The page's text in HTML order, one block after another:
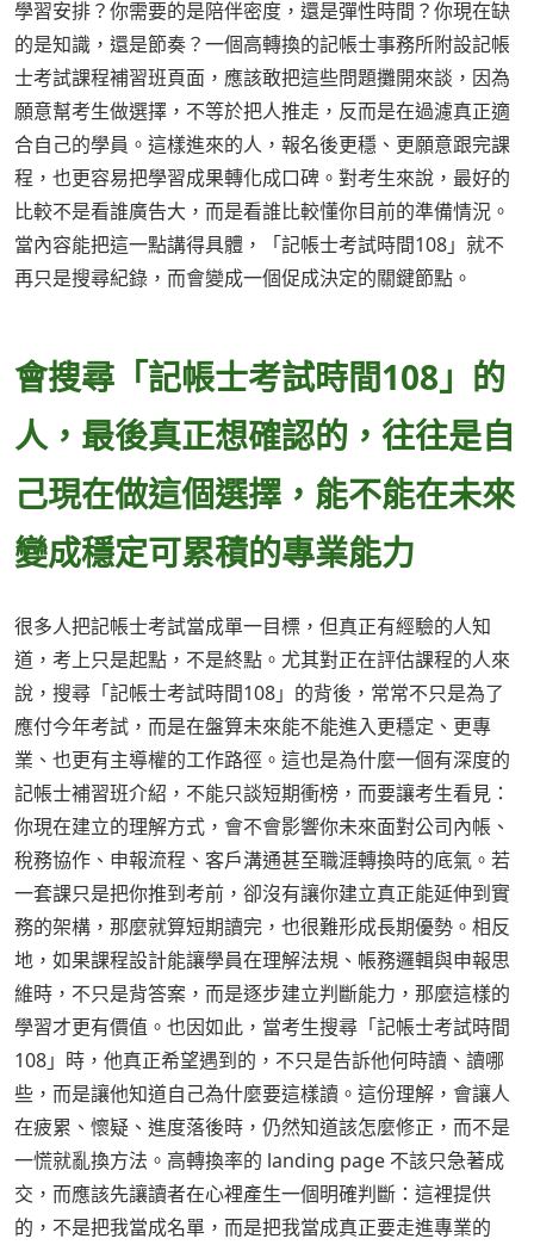
學習安排？你需要的是陪伴密度，還是彈性時間？你現在缺
的是知識，還是節奏？一個高轉換的記帳士事務所附設記帳
士考試課程補習班頁面，應該敢把這些問題攤開來談，因為
願意幫考生做選擇，不等於把人推走，反而是在過濾真正適
合自己的學員。這樣進來的人，報名後更穩、更願意跟完課
程，也更容易把學習成果轉化成口碑。對考生來說，最好的
比較不是看誰廣告大，而是看誰比較懂你目前的準備情況。
當內容能把這一點講得具體，「記帳士考試時間108」就不
再只是搜尋紀錄，而會變成一個促成決定的關鍵節點。
會搜尋「記帳士考試時間108」的
人，最後真正想確認的，往往是自
己現在做這個選擇，能不能在未來
變成穩定可累積的專業能力
很多人把記帳士考試當成單一目標，但真正有經驗的人知
道，考上只是起點，不是終點。尤其對正在評估課程的人來
說，搜尋「記帳士考試時間108」的背後，常常不只是為了
應付今年考試，而是在盤算未來能不能進入更穩定、更專
業、也更有主導權的工作路徑。這也是為什麼一個有深度的
記帳士補習班介紹，不能只談短期衝榜，而要讓考生看見：
你現在建立的理解方式，會不會影響你未來面對公司內帳、
稅務協作、申報流程、客戶溝通甚至職涯轉換時的底氣。若
一套課只是把你推到考前，卻沒有讓你建立真正能延伸到實
務的架構，那麼就算短期讀完，也很難形成長期優勢。相反
地，如果課程設計能讓學員在理解法規、帳務邏輯與申報思
維時，不只是背答案，而是逐步建立判斷能力，那麼這樣的
學習才更有價值。也因如此，當考生搜尋「記帳士考試時間
108」時，他真正希望遇到的，不只是告訴他何時讀、讀哪
些，而是讓他知道自己為什麼要這樣讀。這份理解，會讓人
在疲累、懷疑、進度落後時，仍然知道該怎麼修正，而不是
一慌就亂換方法。高轉換率的 landing page 不該只急著成
交，而應該先讓讀者在心裡產生一個明確判斷：這裡提供
的，不是把我當成名單，而是把我當成真正要走進專業的